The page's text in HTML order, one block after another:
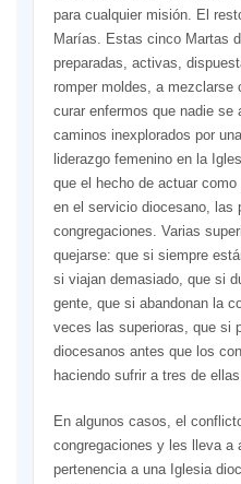
para cualquier misión. El
Marías. Estas cinco Martas
preparadas, activas,
romper moldes, a mezclarse
curar enfermos que nadie se
caminos inexplorados por
liderazgo femenino en la
que el hecho de actuar
en el servicio diocesano, las
congregaciones. Varias
quejarse: que si siempre
si viajan demasiado, que si
gente, que si abandonan la
veces las superioras, que si
diocesanos antes que los
haciendo sufrir a tres de ellas.
En algunos casos, el
congregaciones y les lleva a
pertenencia a una Iglesia